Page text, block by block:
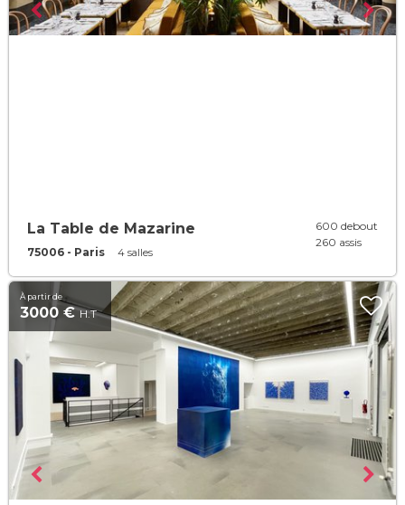
La Table de Mazarine
75006 - Paris 4 salles
600 debout
260 assis
À partir de
3000 €H.T